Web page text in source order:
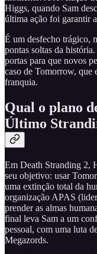
Higgs, quando Sam
última ação foi garantir
É um desfecho trágico,
pontas soltas da
portas para que novos
caso de Tomorrow, que
franquia.
Qual o plano
Último
Em Death Stranding 2,
seu objetivo: usar
uma extinção total da
organização APAS
prender as almas
final leva Sam a um
pessoal, com uma luta
Megazords.